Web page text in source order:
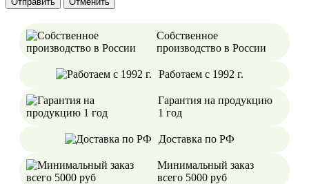
Собственное
производство в России
Работаем с 1992 г.
Гарантия на продукцию
1 год
Доставка по РФ
Минимальный заказ
всего 5000 руб